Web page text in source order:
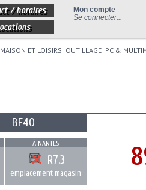
Mon compte
Se connecter...
/ horaires
MAISON ET LOISIRS OUTILLAGE PC &
BF40
À NANTES
R7.3
emplacement magasin